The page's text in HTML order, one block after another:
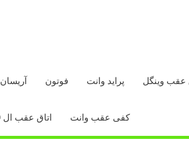
عقب وینگل پراید وانت فوتون آریسان
کفی عقب وانت اتاق عقب ال 90 وانت